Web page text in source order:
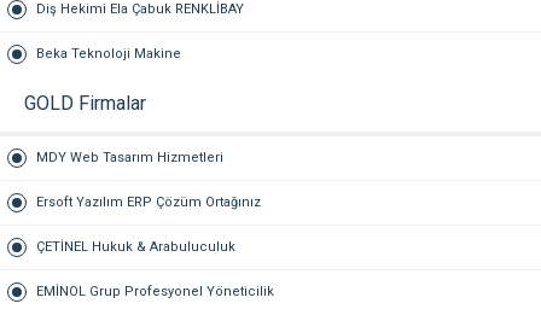
Diş Hekimi Ela Çabuk RENKLİBAY
Beka Teknoloji Makine
GOLD Firmalar
MDY Web Tasarım Hizmetleri
Ersoft Yazılım ERP Çözüm Ortağınız
ÇETİNEL Hukuk & Arabuluculuk
EMİNOL Grup Profesyonel Yöneticilik